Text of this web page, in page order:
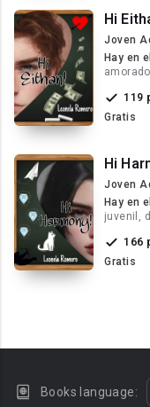
Hi
Joven
Hay en
Gratis
Hi
Joven
Hay en
juvenil,
Gratis
Books language: